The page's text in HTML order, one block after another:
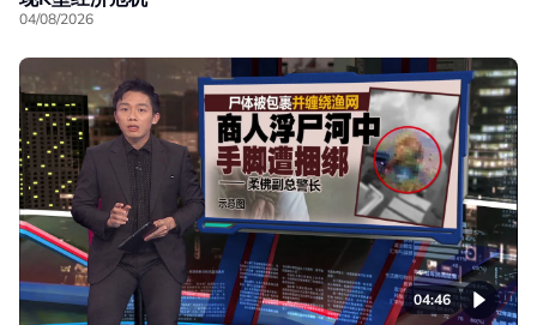
04/08/2026
04:46